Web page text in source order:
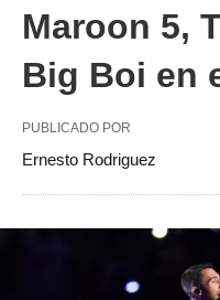
Maroon 5,
Big Boi en
PUBLICADO POR
Ernesto Rodriguez